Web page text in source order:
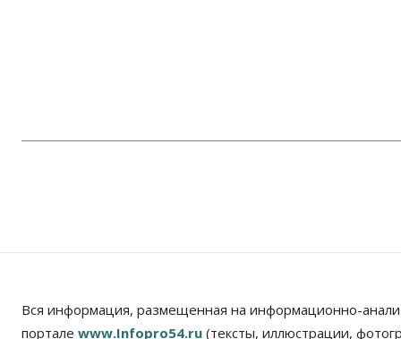
Вся информация, размещенная на информационно-
портале www.Infopro54.ru (тексты, иллюстрации,